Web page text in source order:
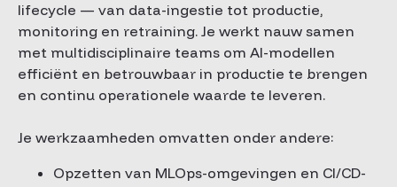
lifecycle — van data-ingestie tot productie,
monitoring en retraining. Je werkt nauw samen
met multidisciplinaire teams om AI-modellen
efficiënt en betrouwbaar in productie te brengen
en continu operationele waarde te leveren.
Je werkzaamheden omvatten onder andere:
Opzetten van MLOps-omgevingen en CI/CD-